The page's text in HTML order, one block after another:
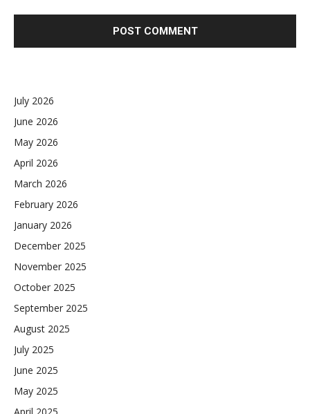
July 2026
June 2026
May 2026
April 2026
March 2026
February 2026
January 2026
December 2025
November 2025
October 2025
September 2025
August 2025
July 2025
June 2025
May 2025